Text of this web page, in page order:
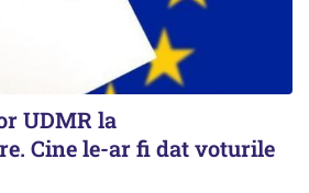
UDMR la
Cine le-ar fi dat voturile